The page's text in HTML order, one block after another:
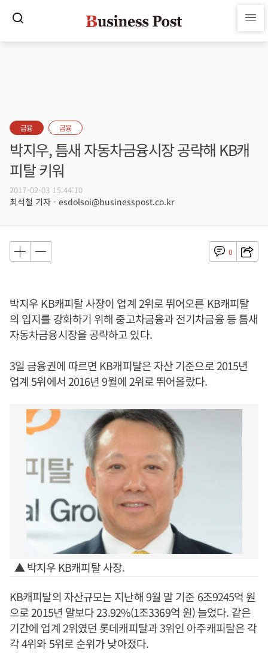
금융 금융
박지우, 틈새 자동차금융시장 공략해 KB캐
피탈 키워
2017-02-03 15:44:10
최석철 기자 - esdolsoi@businesspost.co.kr
0
박지우 KB캐피탈 사장이 업계 2위로 뛰어오른 KB캐피탈
의 입지를 강화하기 위해 중고차금융과 전기차금융 등 틈새
자동차금융시장을 공략하고 있다.
3일 금융권에 따르면 KB캐피탈은 자산 기준으로 2015년
업계 5위에서 2016년 9월에 2위로 뛰어올랐다.
▲ 박지우 KB캐피탈 사장.
KB캐피탈의 자산규모는 지난해 9월 말 기준 6조9245억 원
으로 2015년 말보다 23.92%(1조3369억 원) 늘었다. 같은
기간에 업계 2위였던 롯데캐피탈과 3위인 아주캐피탈은 각
각 4위와 5위로 순위가 낮아졌다.